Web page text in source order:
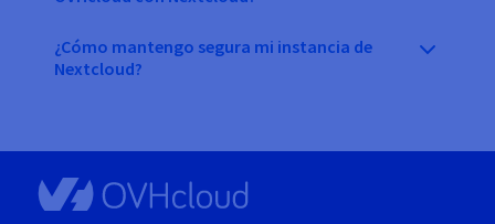
¿Cómo mantengo segura mi instancia de
Nextcloud?